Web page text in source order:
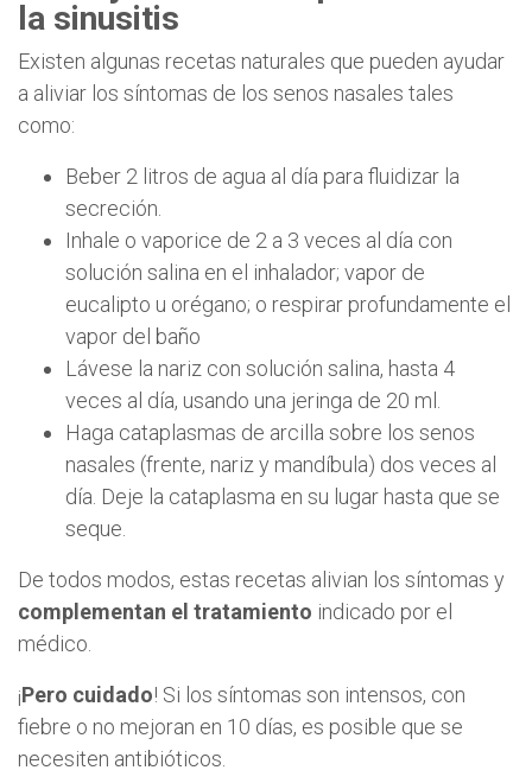
la sinusitis
Existen algunas recetas naturales que pueden ayudar
a aliviar los síntomas de los senos nasales tales
como:
Beber 2 litros de agua al día para fluidizar la
secreción.
Inhale o vaporice de 2 a 3 veces al día con
solución salina en el inhalador; vapor de
eucalipto u orégano; o respirar profundamente el
vapor del baño
Lávese la nariz con solución salina, hasta 4
veces al día, usando una jeringa de 20 ml.
Haga cataplasmas de arcilla sobre los senos
nasales (frente, nariz y mandíbula) dos veces al
día. Deje la cataplasma en su lugar hasta que se
seque.
De todos modos, estas recetas alivian los síntomas y
complementan el tratamiento indicado por el
médico.
¡Pero cuidado! Si los síntomas son intensos, con
fiebre o no mejoran en 10 días, es posible que se
necesiten antibióticos.